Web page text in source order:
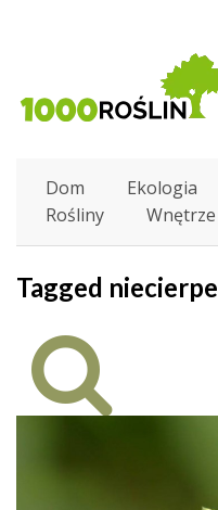
Dom Ekologia
Rośliny
Wnętrze
Tagged